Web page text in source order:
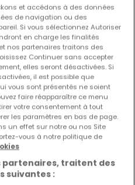
de biens qui vous
suggérées
et accédons à des données
de navigation ou des
Si vous sélectionnez Autoriser
en charge les finalités
nos partenaires traitons des
Continuer sans accepter
elles seront désactivées. Si
il est possible que
vous sont présentés ne soient
faire réapparaître ce menu
votre consentement à tout
les paramètres en bas de page.
un effet sur notre ou nos Site
vous à notre politique de
partenaires, traitent des
suivantes :